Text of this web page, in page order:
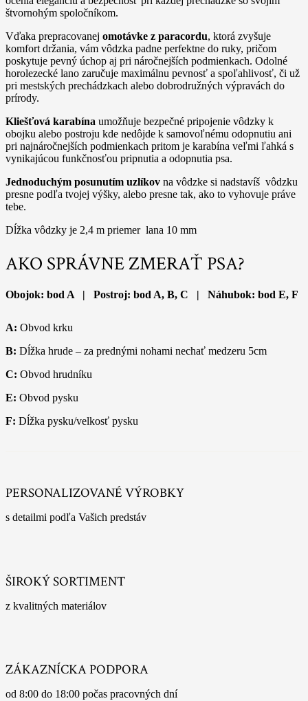
štvornohým spoločníkom.
Vďaka prepracovanej omotávke z paracordu, ktorá zvyšuje
komfort držania, vám vôdzka padne perfektne do ruky, pričom
poskytuje pevný úchop aj pri náročnejších podmienkach. Odolné
horolezecké lano zaručuje maximálnu pevnosť a spoľahlivosť, či už
pri mestských prechádzkach alebo dobrodružných výpravách do
prírody.
Kliešťová karabína umožňuje bezpečné pripojenie vôdzky k
obojku alebo postroju kde nedôjde k samovoľnému odopnutiu ani
pri najnáročnejších podmienkach pritom je karabína veľmi ľahká s
vynikajúcou funkčnosťou pripnutia a odopnutia psa.
Jednoduchým posunutím uzlíkov na vôdzke si nadstavíš vôdzku
presne podľa tvojej výšky, alebo presne tak, ako to vyhovuje práve
tebe.
Dĺžka vôdzky je 2,4 m priemer lana 10 mm
AKO SPRÁVNE ZMERAŤ PSA?
Obojok: bod A | Postroj: bod A, B, C | Náhubok: bod E, F
A: Obvod krku
B: Dĺžka hrude – za prednými nohami nechať medzeru 5cm
C: Obvod hrudníku
E: Obvod pysku
F: Dĺžka pysku/velkosť pysku
PERSONALIZOVANÉ VÝROBKY
s detailmi podľa Vašich predstáv
ŠIROKÝ SORTIMENT
z kvalitných materiálov
ZÁKAZNÍCKA PODPORA
od 8:00 do 18:00 počas pracovných dní